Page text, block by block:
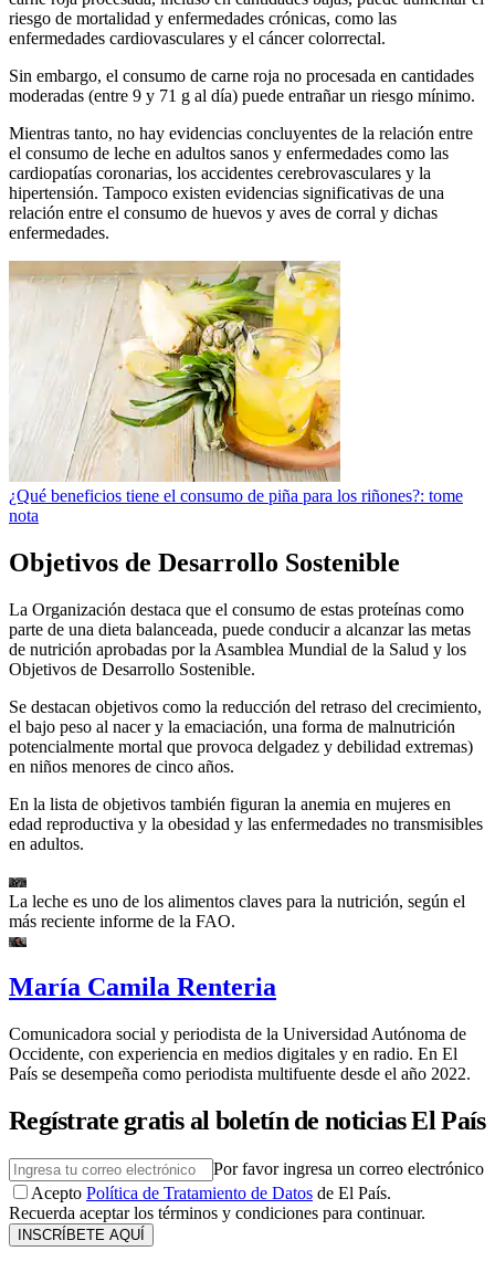
riesgo de mortalidad y enfermedades crónicas, como las
enfermedades cardiovasculares y el cáncer colorrectal.
Sin embargo, el consumo de carne roja no procesada en cantidades
moderadas (entre 9 y 71 g al día) puede entrañar un riesgo mínimo.
Mientras tanto, no hay evidencias concluyentes de la relación entre
el consumo de leche en adultos sanos y enfermedades como las
cardiopatías coronarias, los accidentes cerebrovasculares y la
hipertensión. Tampoco existen evidencias significativas de una
relación entre el consumo de huevos y aves de corral y dichas
enfermedades.
¿Qué beneficios tiene el consumo de piña para los riñones?: tome
nota
Objetivos de Desarrollo Sostenible
La Organización destaca que el consumo de estas proteínas como
parte de una dieta balanceada, puede conducir a alcanzar las metas
de nutrición aprobadas por la Asamblea Mundial de la Salud y los
Objetivos de Desarrollo Sostenible.
Se destacan objetivos como la reducción del retraso del crecimiento,
el bajo peso al nacer y la emaciación, una forma de malnutrición
potencialmente mortal que provoca delgadez y debilidad extremas)
en niños menores de cinco años.
En la lista de objetivos también figuran la anemia en mujeres en
edad reproductiva y la obesidad y las enfermedades no transmisibles
en adultos.
La leche es uno de los alimentos claves para la nutrición, según el
más reciente informe de la FAO.
María Camila Renteria
Comunicadora social y periodista de la Universidad Autónoma de
Occidente, con experiencia en medios digitales y en radio. En El
País se desempeña como periodista multifuente desde el año 2022.
Regístrate gratis al boletín de noticias El País
Por favor ingresa un correo electrónico
Acepto Política de Tratamiento de Datos de El País.
Recuerda aceptar los términos y condiciones para continuar.
INSCRÍBETE AQUÍ